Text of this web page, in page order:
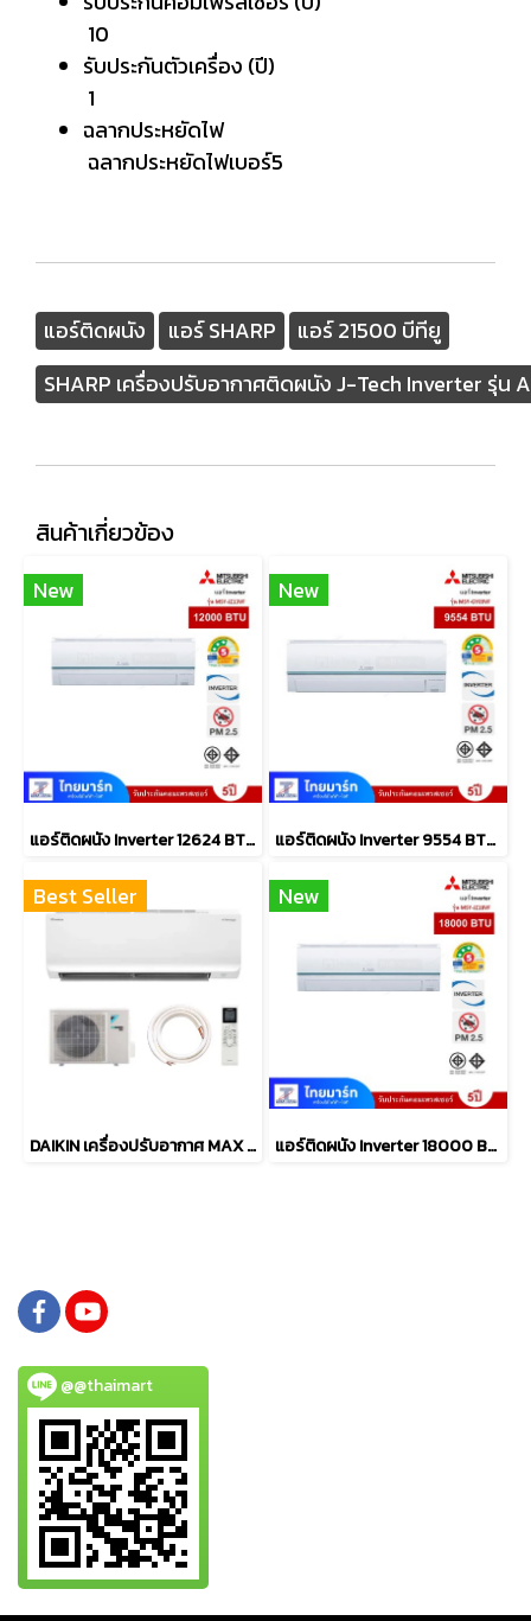
10
รับประกันตัวเครื่อง (ปี)
1
ฉลากประหยัดไฟ
ฉลากประหยัดไฟเบอร์5
แอร์ติดผนัง แอร์ SHARP
แอร์ 21500 บีทียู
SHARP เครื่องปรับอากาศติดผนัง J-Tech Inverter รุ่น
สินค้าเกี่ยวข้อง
New
แอร์ติดผนัง Inverter 12624 BTU MITSUBISHI ELECTRIC
New
แอร์ติดผนัง Inverter 9554 BTU MITSUBISHI ELECTRIC รุ่น MSY-GY09VF
Best Seller
DAIKIN เครื่องปรับอากาศ MAX INVERTER SABAI SERIES FTKB-ZV2S มีให้เลือก 5 ขนาด [9,000-24,000 BTU]
New
แอร์ติดผนัง Inverter 18000 BTU MITSUBISHI ELECTRIC รุ่น MSY-JZ18VF
@@thaimart